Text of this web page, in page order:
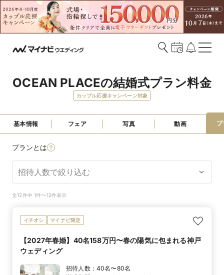
OCEAN PLACEの結婚式プラン料金
カップル応援キャンペーン対象
基本情報 フェア 写真 動画
プランとは
全12件中 1件〜12件表示
イチオシ マイナビ限定
【2027年春婚】40名158万円〜春の陽気に包まれる神戸
ウェディング
招待人数： 40名〜80名